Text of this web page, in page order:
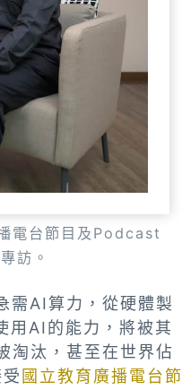
電台節目及Podcast
訪。
需AI算力，從硬體製
用AI的能力，將被其
淘汰，甚至在世界佔
國立教育廣播電台節